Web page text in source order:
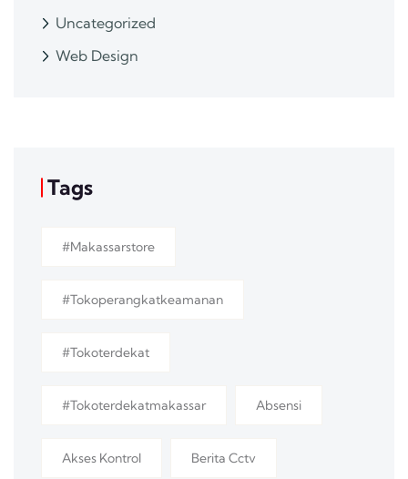
Uncategorized
Web Design
Tags
#makassarstore
#tokoperangkatkeamanan
#tokoterdekat
#tokoterdekatmakassar Absensi
Akses Kontrol Berita Cctv